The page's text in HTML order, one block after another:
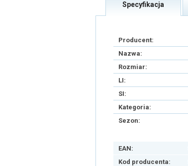
Specyfikacja
Producent:
Nazwa:
Rozmiar:
LI:
SI:
Kategoria:
Sezon:
EAN:
Kod producenta: